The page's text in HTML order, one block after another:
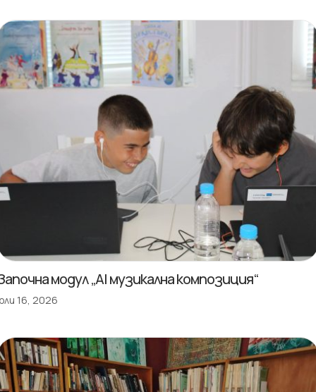
модул „AI музикална композиция“
16, 2026